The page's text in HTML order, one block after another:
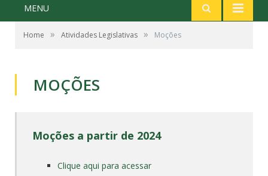
MENU
Home » Atividades Legislativas » Moções
MOÇÕES
Moções a partir de 2024
Clique aqui para acessar